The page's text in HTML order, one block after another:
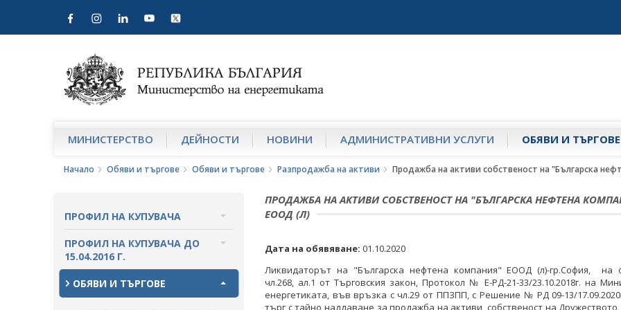
МИНИСТЕРСТВО ДЕЙНОСТИ НОВИНИ АДМИНИСТРАТИВНИ УСЛУГИ ОБЯВИ И ТЪРГОВЕ
Начало Обяви и търгове Обяви и търгове Разпродажба на активи Продажба на активи собственост на "Българска
ПРОФИЛ НА КУПУВАЧА
ВЪТРЕШНИ ПРАВИЛА И
ДОКУМЕНТИ
ПРОЦЕДУРИ
ПРОФИЛ НА КУПУВАЧА ДО
15.04.2016 Г.
ВЪТРЕШНИ ПРАВИЛА И
ДОКУМЕНТИ
ОБЯВИ И ТЪРГОВЕ
ПРОДАЖБА НА АКТИВИ СОБСТВЕНОСТ НА "БЪЛГАРСКА НЕФТЕНА
ЕООД (Л)
Дата на обявяване: 01.10.2020
Ликвидаторът на "Българска нефтена компания" ЕООД (л)-гр.София, на
чл.268, ал.1 от Търговския закон, Протокол № Е-РД-21-33/23.10.2018г. на
енергетиката, във връзка с чл.29 от ППЗПП, с Решение № РД 09-13/
търг с тайно наддаване за продажба на активи, собственост на